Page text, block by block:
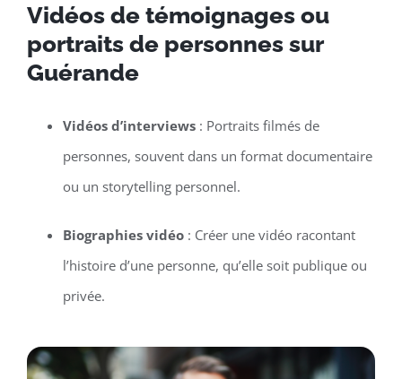
Vidéos de témoignages ou
portraits de personnes sur
Guérande
Vidéos d’interviews: Portraits filmés de
personnes, souvent dans un format documentaire
ou un storytelling personnel.
Biographies vidéo: Créer une vidéo racontant
l’histoire d’une personne, qu’elle soit publique ou
privée.